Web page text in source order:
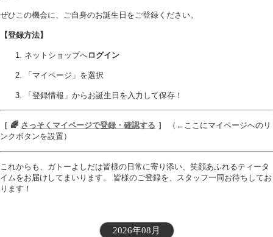
ぜひこの機会に、ご自身のお誕生日をご登録ください。
【登録方法】
ネットショップへログイン
「マイページ」を選択
「登録情報」からお誕生日を入力して保存！
［ 🌈 さっそくマイページで登録・確認する ］
（←ここにマイページへのリ
ンクボタンを設置）
これからも、ガトーよしだは皆様の日常に寄り添い、笑顔あふれるティータ
イムをお届けしてまいります。 皆様のご登録を、スタッフ一同お待ちしてお
ります！
2026年08月